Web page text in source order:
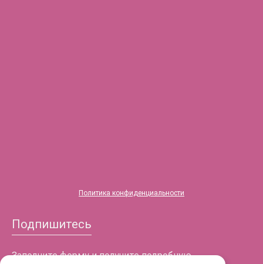
Политика конфиденциальности
Подпишитесь
Заполните форму и получите подробную